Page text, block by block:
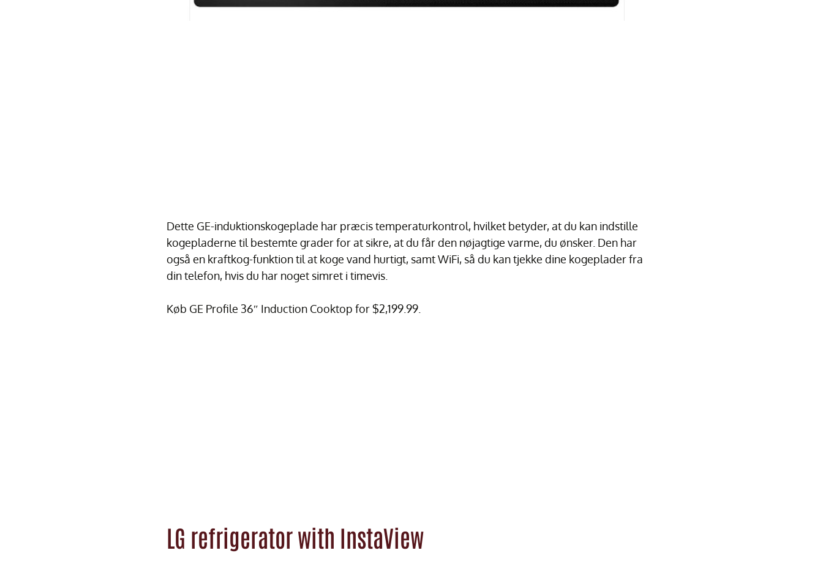
Dette GE-induktionskogeplade har præcis temperaturkontrol, hvilket betyder, at du kan indstille
kogepladerne til bestemte grader for at sikre, at du får den nøjagtige varme, du ønsker. Den har
også en kraftkog-funktion til at koge vand hurtigt, samt WiFi, så du kan tjekke dine kogeplader fra
din telefon, hvis du har noget simret i timevis.
Køb GE Profile 36″ Induction Cooktop for $2,199.99.
LG refrigerator with InstaView